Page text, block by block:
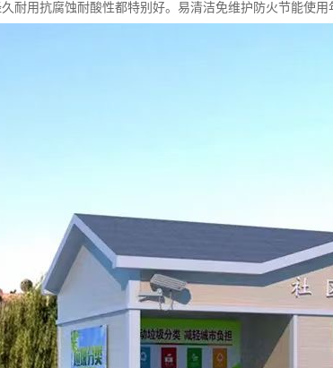
耐用抗腐蚀耐酸性都特别好。易清洁免维护防火节能使用